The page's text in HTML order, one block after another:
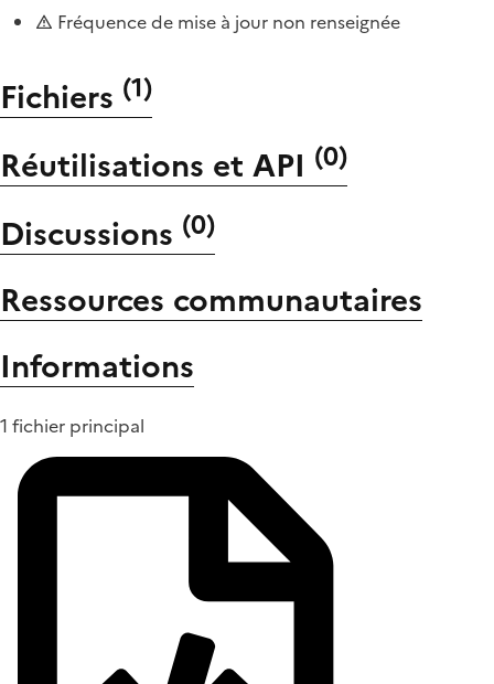
Fréquence de mise à jour non renseignée
Fichiers (1)
Réutilisations et API (0)
Discussions (0)
Ressources communautaires
Informations
1 fichier principal